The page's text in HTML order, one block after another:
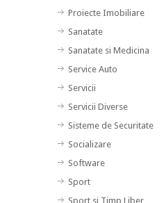
Proiecte Imobiliare
Sanatate
Sanatate si Medicina
Service Auto
Servicii
Servicii Diverse
Sisteme de Securitate
Socializare
Software
Sport
Sport si Timp Liber